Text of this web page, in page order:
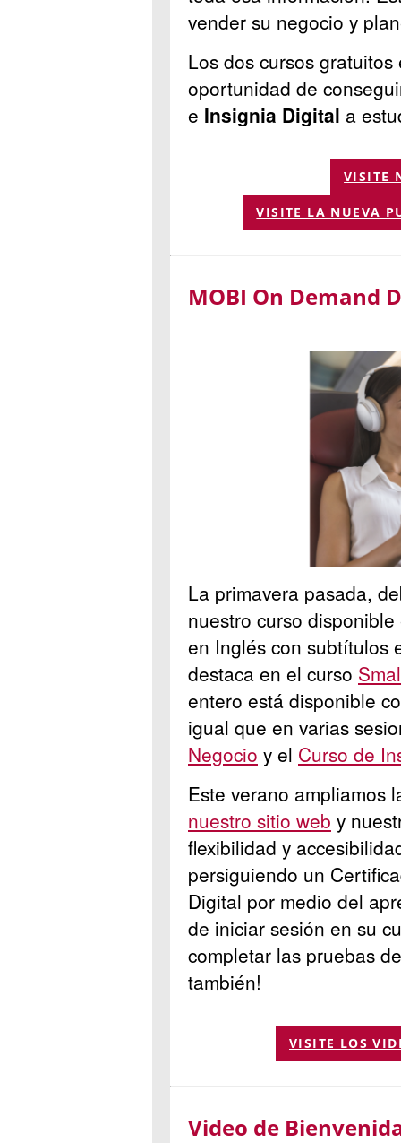
vender su negocio y
Los dos cursos
oportunidad de
e Insignia Digital a
VISITE
VISITE LA NUEVA
MOBI On Demand
La primavera pasada,
nuestro curso
en Inglés con subtítulos
destaca en el curso
entero está disponible
igual que en varias
Negocio y el Curso de
Este verano ampliamos
nuestro sitio web y
flexibilidad y
persiguiendo un
Digital por medio del
de iniciar sesión en su
completar las pruebas
también!
VISITE LOS
Video de